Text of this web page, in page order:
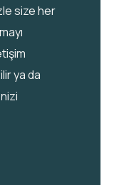
size her
ya da